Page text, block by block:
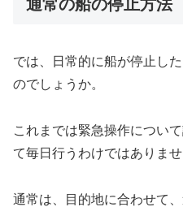
通常の船の停止方法
では、日常的に船が停止し
のでしょうか。
これまでは緊急操作につい
て毎日行うわけではありませ
通常は、目的地に合わせて